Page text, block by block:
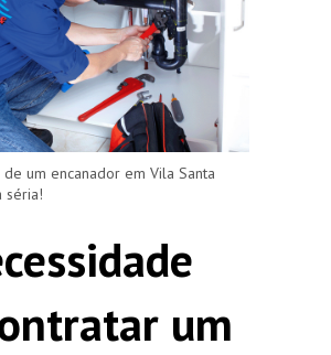
um encanador em Vila Santa
séria!
um